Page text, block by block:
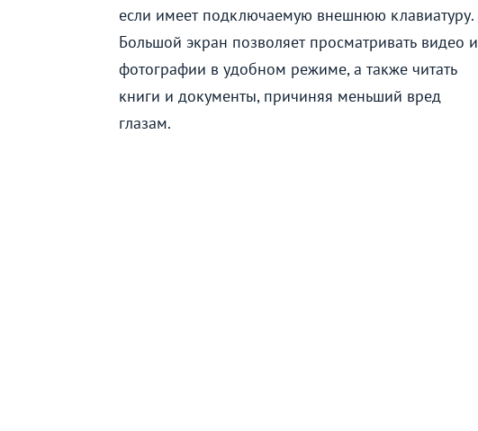
если имеет подключаемую внешнюю клавиатуру.
Большой экран позволяет просматривать видео и
фотографии в удобном режиме, а также читать
книги и документы, причиняя меньший вред
глазам.